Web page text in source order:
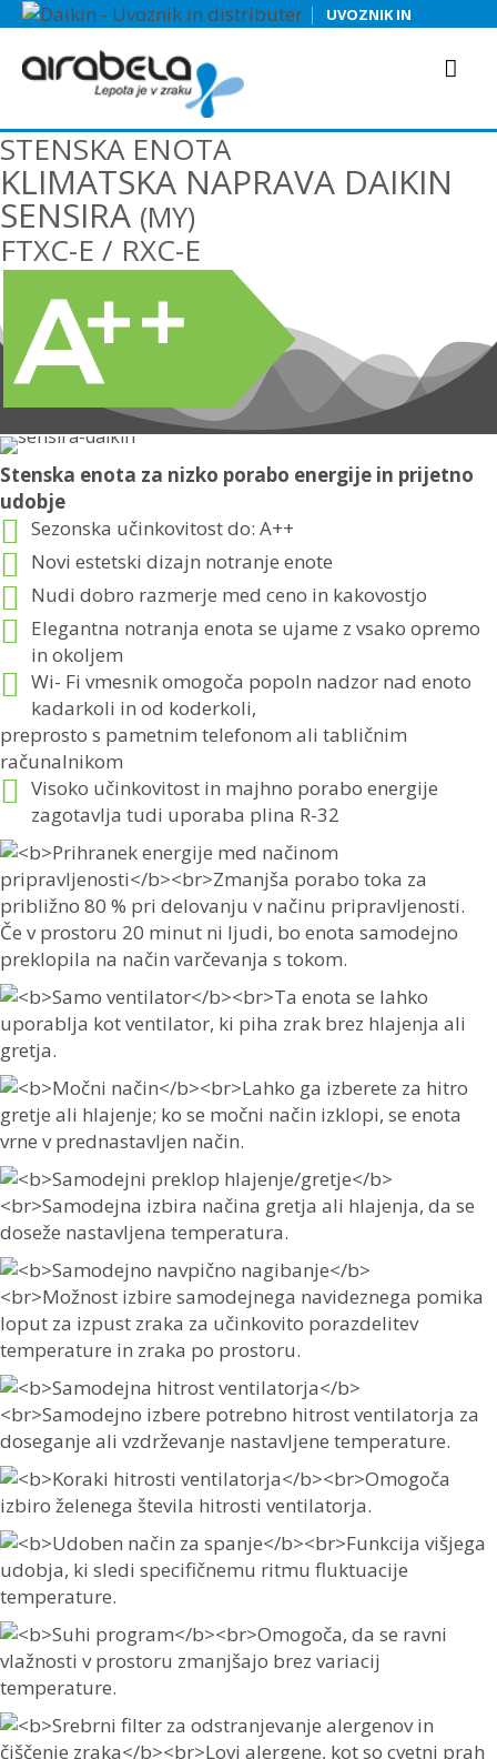
|
UVOZNIK IN
STENSKA ENOTA
KLIMATSKA NAPRAVA DAIKIN
SENSIRA (MY)
FTXC-E / RXC-E
Stenska enota za nizko porabo energije in prijetno
udobje
Sezonska učinkovitost do: A++
Novi estetski dizajn notranje enote
Nudi dobro razmerje med ceno in kakovostjo
Elegantna notranja enota se ujame z vsako opremo
in okoljem
Wi- Fi vmesnik omogoča popoln nadzor nad enoto
kadarkoli in od koderkoli,
preprosto s pametnim telefonom ali tabličnim
računalnikom
Visoko učinkovitost in majhno porabo energije
zagotavlja tudi uporaba plina R-32